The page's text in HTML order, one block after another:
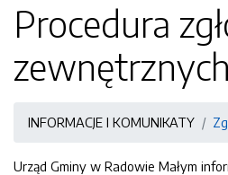
Procedura
zewnętrznych
INFORMACJE I KOMUNIKATY
Urząd Gminy w Radowie Małym